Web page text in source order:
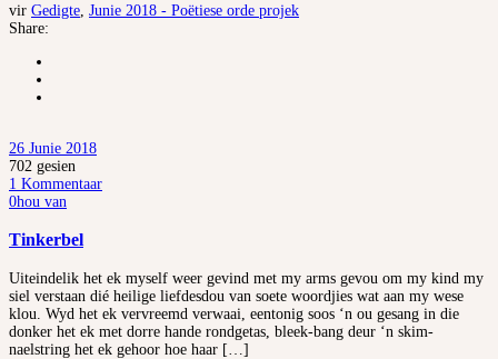
vir Gedigte Junie 2018 - Poëtiese orde projek
Share:
26 Junie 2018
702 gesien
1 Kommentaar
0hou van
Tinkerbel
Uiteindelik het ek myself weer gevind met my arms gevou om my kind my
siel verstaan dié heilige liefdesdou van soete woordjies wat aan my wese
klou. Wyd het ek vervreemd verwaai, eentonig soos ‘n ou gesang in die
donker het ek met dorre hande rondgetas, bleek-bang deur ‘n skim-
naelstring het ek gehoor hoe haar […]